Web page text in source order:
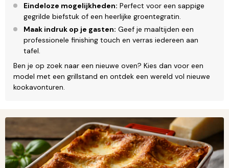
Eindeloze mogelijkheden: Perfect voor een sappige
gegrilde biefstuk of een heerlijke groentegratin.
Maak indruk op je gasten: Geef je maaltijden een
professionele finishing touch en verras iedereen aan
tafel.
Ben je op zoek naar een nieuwe oven? Kies dan voor een
model met een grillstand en ontdek een wereld vol nieuwe
kookavonturen.